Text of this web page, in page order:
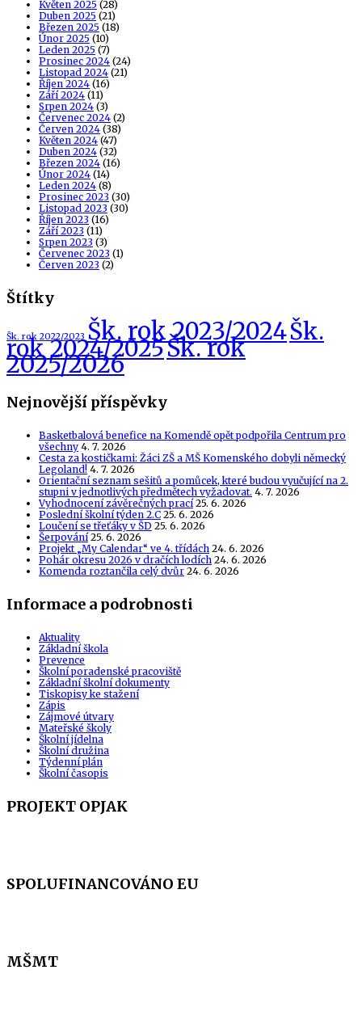
Květen 2025 (28)
Duben 2025 (21)
Březen 2025 (18)
Únor 2025 (10)
Leden 2025 (7)
Prosinec 2024 (24)
Listopad 2024 (21)
Říjen 2024 (16)
Září 2024 (11)
Srpen 2024 (3)
Červenec 2024 (2)
Červen 2024 (38)
Květen 2024 (47)
Duben 2024 (32)
Březen 2024 (16)
Únor 2024 (14)
Leden 2024 (8)
Prosinec 2023 (30)
Listopad 2023 (30)
Říjen 2023 (16)
Září 2023 (11)
Srpen 2023 (3)
Červenec 2023 (1)
Červen 2023 (2)
Štítky
Šk. rok 2022/2023 Šk. rok 2023/2024Šk.
rok 2024/2025Šk. rok
2025/2026
Nejnovější příspěvky
Basketbalová benefice na Komendě opět podpořila Centrum pro
všechny 4. 7. 2026
Cesta za kostičkami: Žáci ZŠ a MŠ Komenského dobyli německý
Legoland! 4. 7. 2026
Orientační seznam sešitů a pomůcek, které budou vyučující na 2.
stupni v jednotlivých předmětech vyžadovat. 4. 7. 2026
Vyhodnocení závěrečných prací 25. 6. 2026
Poslední školní týden 2.C 25. 6. 2026
Loučení se třeťáky v ŠD 25. 6. 2026
Šerpování 25. 6. 2026
Projekt „My Calendar“ ve 4. třídách 24. 6. 2026
Pohár okresu 2026 v dračích lodích 24. 6. 2026
Komenda roztančila celý dvůr 24. 6. 2026
Informace a podrobnosti
Aktuality
Základní škola
Prevence
Školní poradenské pracoviště
Základní školní dokumenty
Tiskopisy ke stažení
Zápis
Zájmové útvary
Mateřské školy
Školní jídelna
Školní družina
Týdenní plán
Školní časopis
PROJEKT OPJAK
SPOLUFINANCOVÁNO EU
MŠMT